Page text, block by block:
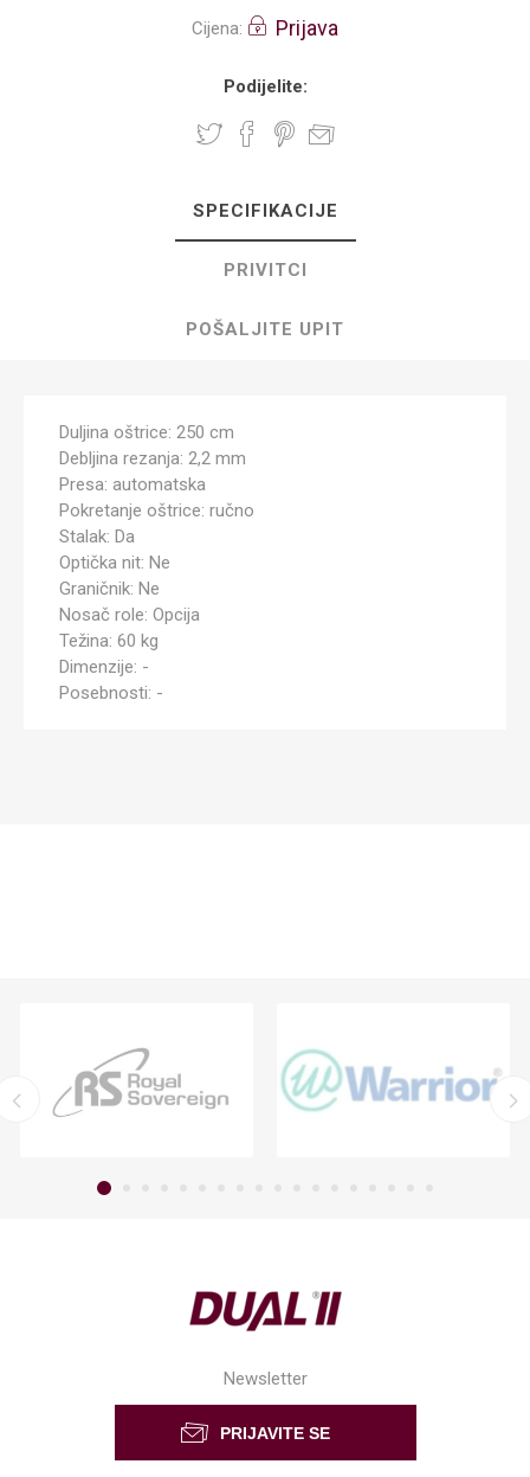
Cijena: Prijava
Podijelite:
SPECIFIKACIJE
PRIVITCI
POŠALJITE UPIT
Duljina oštrice: 250 cm
Debljina rezanja: 2,2 mm
Presa: automatska
Pokretanje oštrice: ručno
Stalak: Da
Optička nit: Ne
Graničnik: Ne
Nosač role: Opcija
Težina: 60 kg
Dimenzije: -
Posebnosti: -
Newsletter